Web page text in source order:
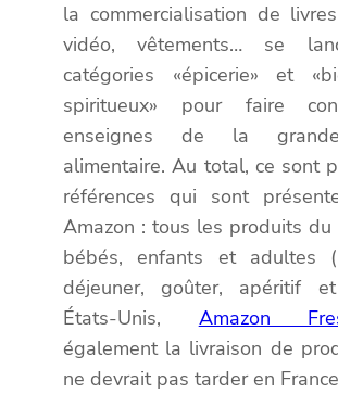
la commercialisation de
vidéo, vêtements… se
catégories «épicerie» et
spiritueux» pour faire
enseignes de la
alimentaire. Au total, ce sont
références qui sont
Amazon : tous les produits
bébés, enfants et adultes
déjeuner, goûter, apéritif
États-Unis, Amazon
également la livraison de
ne devrait pas tarder en